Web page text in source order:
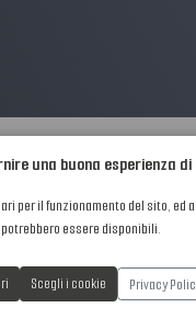
una buona esperienza
per il funzionamento del sito,
essere disponibili.
Scegli i cookie Privacy